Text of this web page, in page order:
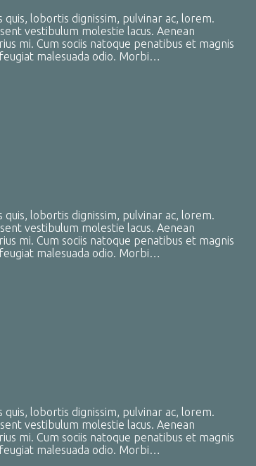
lobortis dignissim, pulvinar ac, lorem.
vestibulum molestie lacus. Aenean
mi. Cum sociis natoque penatibus et magnis
malesuada odio. Morbi…
lobortis dignissim, pulvinar ac, lorem.
vestibulum molestie lacus. Aenean
mi. Cum sociis natoque penatibus et magnis
malesuada odio. Morbi…
lobortis dignissim, pulvinar ac, lorem.
vestibulum molestie lacus. Aenean
mi. Cum sociis natoque penatibus et magnis
malesuada odio. Morbi…